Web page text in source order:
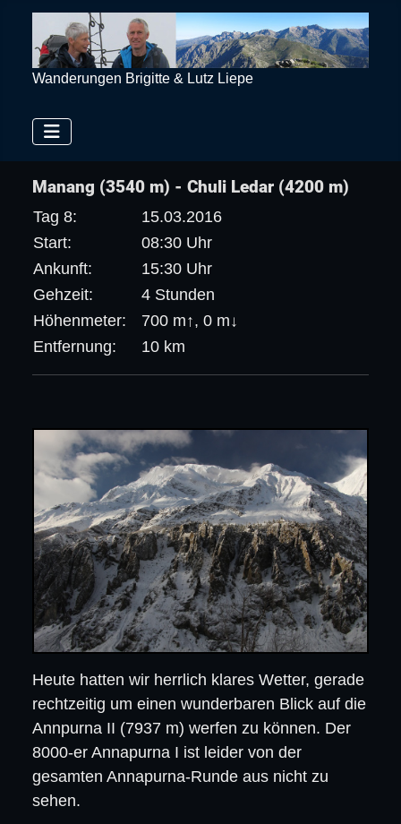
Wanderungen Brigitte & Lutz Liepe
Manang (3540 m) - Chuli Ledar (4200 m)
Tag 8:
15.03.2016
Start:
08:30 Uhr
Ankunft:
15:30 Uhr
Gehzeit:
4 Stunden
Höhenmeter:
700 m↑, 0 m↓
Entfernung:
10 km
Heute hatten wir herrlich klares Wetter, gerade
rechtzeitig um einen wunderbaren Blick auf die
Annpurna II (7937 m) werfen zu können. Der
8000-er Annapurna I ist leider von der
gesamten Annapurna-Runde aus nicht zu
sehen.